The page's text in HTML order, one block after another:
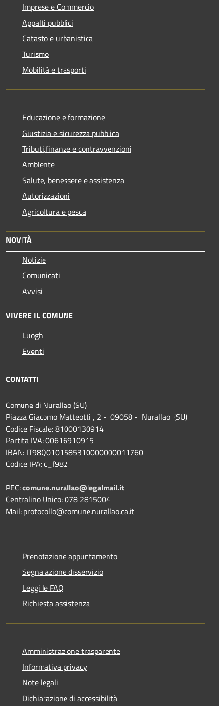
Imprese e Commercio
Appalti pubblici
Catasto e urbanistica
Turismo
Mobilità e trasporti
Educazione e formazione
Giustizia e sicurezza pubblica
Tributi,finanze e contravvenzioni
Ambiente
Salute, benessere e assistenza
Autorizzazioni
Agricoltura e pesca
NOVITÀ
Notizie
Comunicati
Avvisi
VIVERE IL COMUNE
Luoghi
Eventi
CONTATTI
Comune di Nurallao (SU)
Piazza Giacomo Matteotti , 2 - 09058 - Nurallao (SU)
Codice Fiscale: 81000130914
Partita IVA: 00616910915
IBAN: IT98Q0101585310000000011760
Codice IPA: c_f982
PEC:comune.nurallao@legalmail.it
Centralino Unico: 078 2815004
Mail: protocollo@comune.nurallao.ca.it
Prenotazione appuntamento
Segnalazione disservizio
Leggi le FAQ
Richiesta assistenza
Amministrazione trasparente
Informativa privacy
Note legali
Dichiarazione di accessibilità